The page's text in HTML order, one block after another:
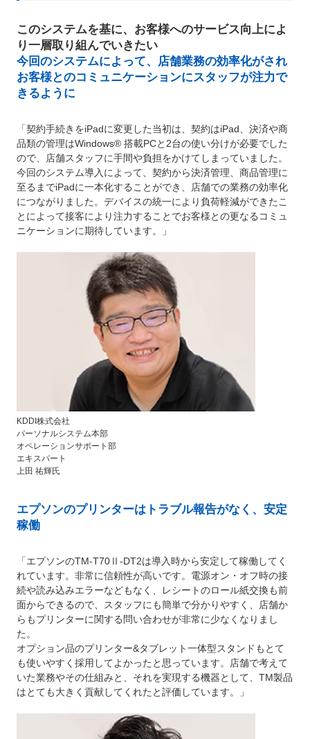
このシステムを基に、お客様へのサービス向上によ
り一層取り組んでいきたい
今回のシステムによって、店舗業務の効率化がされ
お客様とのコミュニケーションにスタッフが注力で
きるように
KDDI株式会社
パーソナルシステム本部
オペレーションサポート部
エキスパート
上田 祐輝氏
「契約手続きをiPadに変更した当初は、契約はiPad、決済や商
品類の管理はWindows® 搭載PCと2台の使い分けが必要でした
ので、店舗スタッフに手間や負担をかけてしまっていました。
今回のシステム導入によって、契約から決済管理、商品管理に
至るまでiPadに一本化することができ、店舗での業務の効率化
につながりました。デバイスの統一により負荷軽減ができたこ
とによって接客により注力することでお客様との更なるコミュ
ニケーションに期待しています。」
エプソンのプリンターはトラブル報告がなく、安定
稼働
「エプソンのTM-T70Ⅱ-DT2は導入時から安定して稼働してく
れています。非常に信頼性が高いです。電源オン・オフ時の接
続や読み込みエラーなどもなく、レシートのロール紙交換も前
面からできるので、スタッフにも簡単で分かりやすく、店舗か
らもプリンターに関する問い合わせが非常に少なくなりまし
た。
オプション品のプリンター&タブレット一体型スタンドもとて
も使いやすく採用してよかったと思っています。店舗で考えて
いた業務やその仕組みと、それを実現する機器として、TM製品
はとても大きく貢献してくれたと評価しています。」